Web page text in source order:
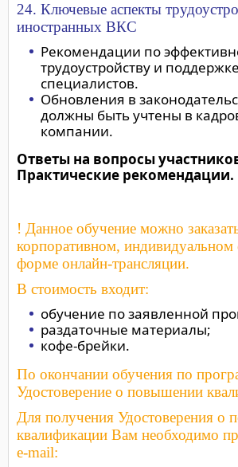
24. Ключевые аспекты
иностранных ВКС
Рекомендации по
трудоустройству и
специалистов.
Обновления в
должны быть учтены в
компании.
Ответы на вопросы
Практические рекомендации.
! Данное обучение можно
корпоративном, индивидуальном
форме онлайн-трансляции.
В стоимость входит:
обучение по заявленной
раздаточные материалы;
кофе-брейки.
По окончании обучения по
Удостоверение о повышении
Для получения Удостоверения о
квалификации Вам необходимо
e-mail: